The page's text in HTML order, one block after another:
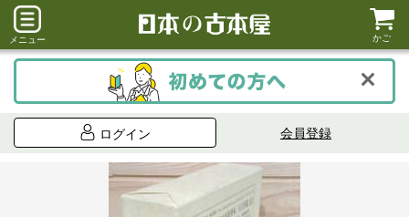
メニュー かご
ログイン 会員登録